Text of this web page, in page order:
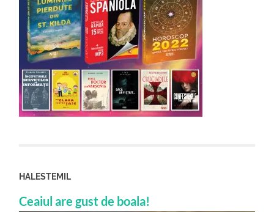
HALESTEMIL
Ceaiul are gust de boala!